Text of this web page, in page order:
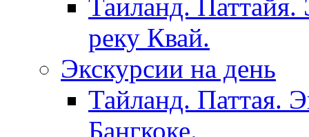
Таиланд. Паттайя.
реку Квай.
Экскурсии на день
Тайланд. Паттая.
Бангкоке.